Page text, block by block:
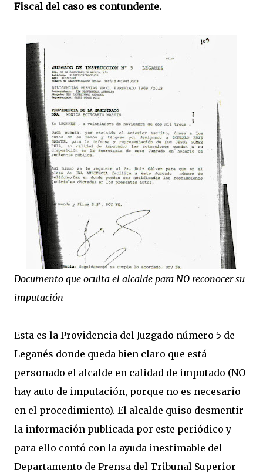
Fiscal del caso es contundente.
Documento que oculta el alcalde para NO reconocer su
imputación
Esta es la Providencia del Juzgado número 5 de
Leganés donde queda bien claro que está
personado el alcalde en calidad de imputado (NO
hay auto de imputación, porque no es necesario
en el procedimiento). El alcalde quiso desmentir
la información publicada por este periódico y
para ello contó con la ayuda inestimable del
Departamento de Prensa del Tribunal Superior